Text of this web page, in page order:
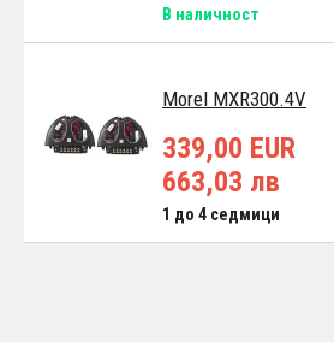
В наличност
Morel MXR300.4V
339,00 EUR
663,03 лв
1 до 4 седмици